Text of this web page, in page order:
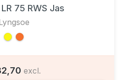
75 RWS Jas
excl.